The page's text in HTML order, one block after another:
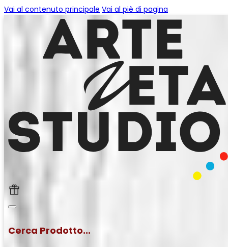
Vai al contenuto principale Vai al piè di pagina
Cerca Prodotto...